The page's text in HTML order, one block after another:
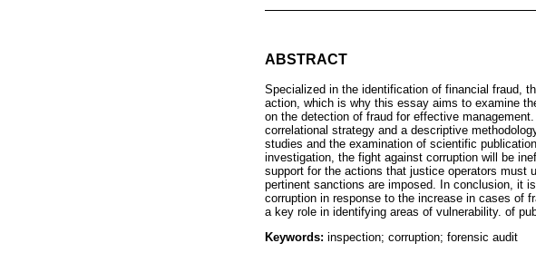
ABSTRACT
Specialized in the identification of financial fraud,
action, which is why this essay aims to examine
on the detection of fraud for effective
correlational strategy and a descriptive
studies and the examination of scientific
investigation, the fight against corruption will be
support for the actions that justice operators must
pertinent sanctions are imposed. In conclusion, it
corruption in response to the increase in cases of
a key role in identifying areas of vulnerability. of
Keywords: inspection; corruption; forensic audit